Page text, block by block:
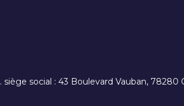
social : 43 Boulevard Vauban, 78280